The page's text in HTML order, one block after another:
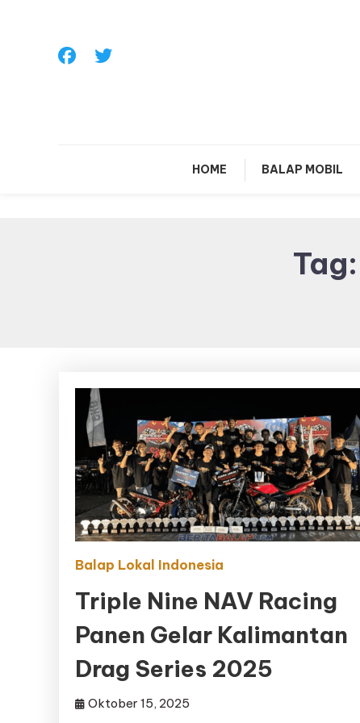
HOME BALAP MOBIL
Tag:
Balap Lokal Indonesia
Triple Nine NAV Racing
Panen Gelar Kalimantan
Drag Series 2025
Oktober 15, 2025